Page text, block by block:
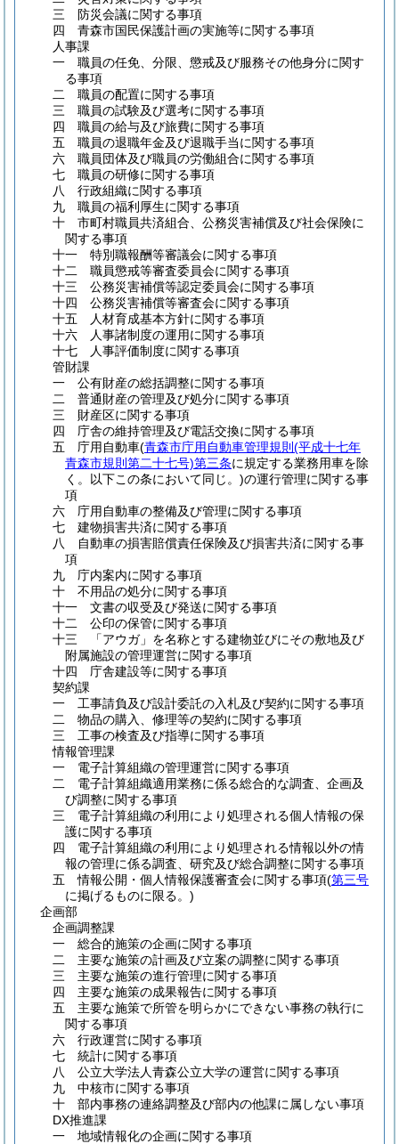
三 防災会議に関する事項
四 青森市国民保護計画の実施等に関する事項
人事課
一 職員の任免、分限、懲戒及び服務その他身分に関す
る事項
二 職員の配置に関する事項
三 職員の試験及び選考に関する事項
四 職員の給与及び旅費に関する事項
五 職員の退職年金及び退職手当に関する事項
六 職員団体及び職員の労働組合に関する事項
七 職員の研修に関する事項
八 行政組織に関する事項
九 職員の福利厚生に関する事項
十 市町村職員共済組合、公務災害補償及び社会保険に
関する事項
十一 特別職報酬等審議会に関する事項
十二 職員懲戒等審査委員会に関する事項
十三 公務災害補償等認定委員会に関する事項
十四 公務災害補償等審査会に関する事項
十五 人材育成基本方針に関する事項
十六 人事諸制度の運用に関する事項
十七 人事評価制度に関する事項
管財課
一 公有財産の総括調整に関する事項
二 普通財産の管理及び処分に関する事項
三 財産区に関する事項
四 庁舎の維持管理及び電話交換に関する事項
五 庁用自動車(青森市庁用自動車管理規則 (平成十七年
青森市規則第二十七号)第三条に規定する業務用車を除
く。以下この条において同じ。)の運行管理に関する事
項
六 庁用自動車の整備及び管理に関する事項
七 建物損害共済に関する事項
八 自動車の損害賠償責任保険及び損害共済に関する事
項
九 庁内案内に関する事項
十 不用品の処分に関する事項
十一 文書の収受及び発送に関する事項
十二 公印の保管に関する事項
十三 「アウガ」を名称とする建物並びにその敷地及び
附属施設の管理運営に関する事項
十四 庁舎建設等に関する事項
契約課
一 工事請負及び設計委託の入札及び契約に関する事項
二 物品の購入、修理等の契約に関する事項
三 工事の検査及び指導に関する事項
情報管理課
一 電子計算組織の管理運営に関する事項
二 電子計算組織適用業務に係る総合的な調査、企画及
び調整に関する事項
三 電子計算組織の利用により処理される個人情報の保
護に関する事項
四 電子計算組織の利用により処理される情報以外の情
報の管理に係る調査、研究及び総合調整に関する事項
五 情報公開・個人情報保護審査会に関する事項(第三号
に掲げるものに限る。)
企画部
企画調整課
一 総合的施策の企画に関する事項
二 主要な施策の計画及び立案の調整に関する事項
三 主要な施策の進行管理に関する事項
四 主要な施策の成果報告に関する事項
五 主要な施策で所管を明らかにできない事務の執行に
関する事項
六 行政運営に関する事項
七 統計に関する事項
八 公立大学法人青森公立大学の運営に関する事項
九 中核市に関する事項
十 部内事務の連絡調整及び部内の他課に属しない事項
DX推進課
一 地域情報化の企画に関する事項